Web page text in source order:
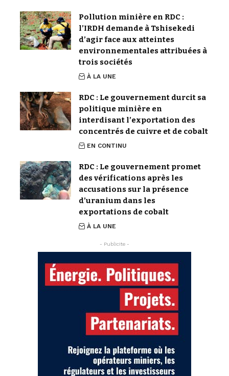
Pollution minière en RDC :
l’IRDH demande à Tshisekedi
d’agir face aux atteintes
environnementales attribuées à
trois sociétés
À LA UNE
RDC : Le gouvernement durcit sa
politique minière en
interdisant l’exportation des
concentrés de cuivre et de cobalt
EN CONTINU
RDC : Le gouvernement promet
des vérifications après les
accusations sur la présence
d’uranium dans les
exportations de cobalt
À LA UNE
- Publicite -